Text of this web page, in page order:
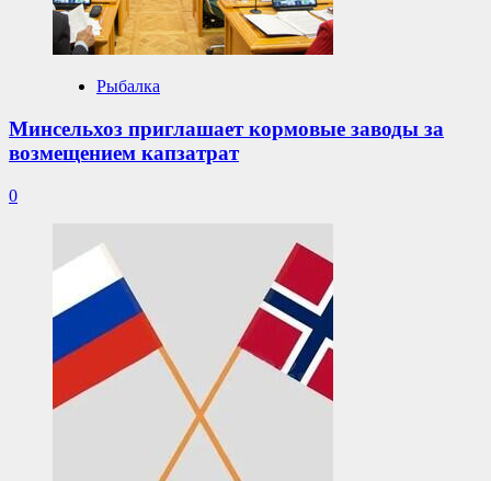
Рыбалка
Минсельхоз приглашает кормовые заводы за
возмещением капзатрат
0